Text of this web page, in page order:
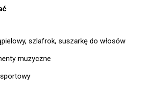
szlafrok, suszarkę do włosów
muzyczne